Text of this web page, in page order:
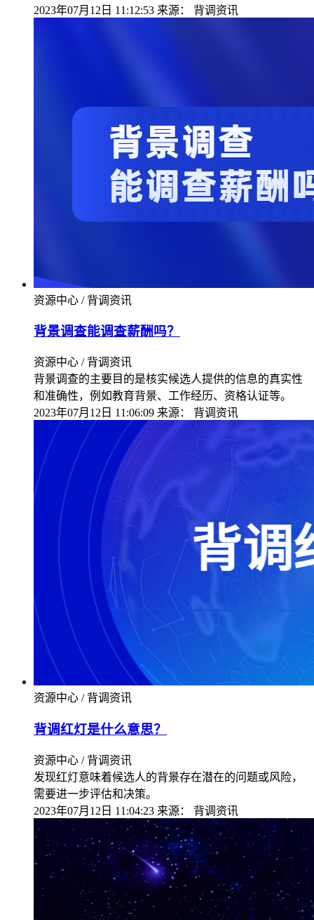
2023年07月12日 11:12:53 来源： 背调资讯
资源中心 / 背调资讯
背景调查能调查薪酬吗？
资源中心 / 背调资讯
背景调查的主要目的是核实候选人提供的信息的真实性
和准确性，例如教育背景、工作经历、资格认证等。
2023年07月12日 11:06:09 来源： 背调资讯
资源中心 / 背调资讯
背调红灯是什么意思？
资源中心 / 背调资讯
发现红灯意味着候选人的背景存在潜在的问题或风险，
需要进一步评估和决策。
2023年07月12日 11:04:23 来源： 背调资讯